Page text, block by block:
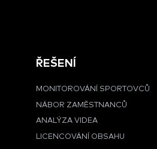
ŘEŠENÍ
MONITOROVÁNÍ SPORTOVCŮ
NÁBOR ZAMĚSTNANCŮ
ANALÝZA VIDEA
LICENCOVÁNÍ OBSAHU